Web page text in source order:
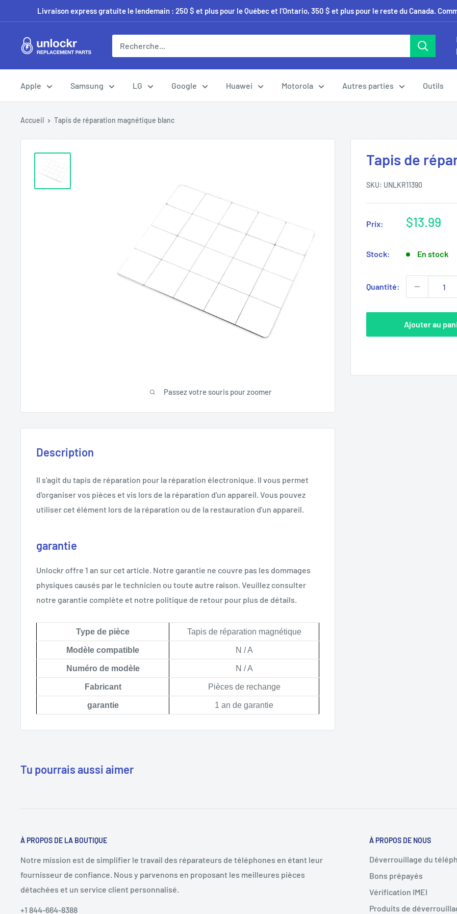
au
contenu
Livraison express gratuite le lendemain : 250 $ et plus pour le Québec et l'Ontario, 350 $ et plus pour le reste du Canada.
Unlockr
Parts
Apple Samsung LG Google Huawei Motorola Autres parties Outils
Accueil Tapis de réparation magnétique blanc
Passez votre souris pour zoomer
Tapis de
SKU: UNLKR11390
Prix:
Prix
$13.99
Stock: En stock
Quantité:
Ajouter au
Description
Il s'agit du tapis de réparation pour la réparation électronique. Il vous permet
d'organiser vos pièces et vis lors de la réparation d'un appareil. Vous pouvez
utiliser cet élément lors de la réparation ou de la restauration d'un appareil.
garantie
Unlockr offre 1 an sur cet article. Notre garantie ne couvre pas les dommages
physiques causés par le technicien ou toute autre raison. Veuillez consulter
notre garantie complète et notre politique de retour pour plus de détails.
Type de pièce Tapis de réparation magnétique
Modèle compatible N / A
Numéro de modèle N / A
Fabricant Pièces de rechange
garantie 1 an de garantie
Tu pourrais aussi aimer
À PROPOS DE LA BOUTIQUE
Notre mission est de simplifier le travail des réparateurs de téléphones en étant leur
fournisseur de confiance. Nous y parvenons en proposant les meilleures pièces
détachées et un service client personnalisé.
+1 844-664-8388
À PROPOS DE NOUS
Déverrouillage du
Bons prépayés
Vérification IMEI
Produits de